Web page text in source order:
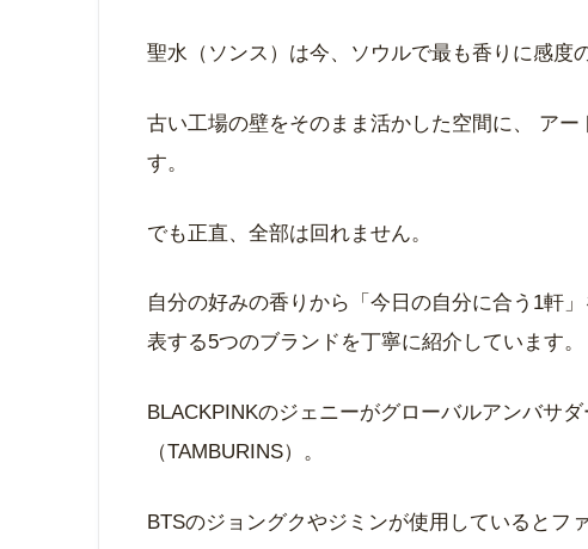
聖水（ソンス）は今、ソウルで最も香りに感度
古い工場の壁をそのまま活かした空間に、 ア
す。
でも正直、全部は回れません。
自分の好みの香りから「今日の自分に合う1軒
表する5つのブランドを丁寧に紹介しています。
BLACKPINKのジェニーがグローバルアンバサ
（TAMBURINS）。
BTSのジョングクやジミンが使用しているとフ